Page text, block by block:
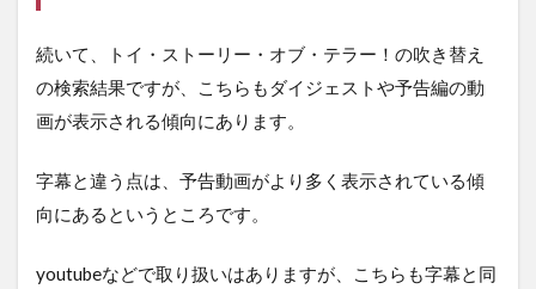
続いて、トイ・ストーリー・オブ・テラー！の吹き替え
の検索結果ですが、こちらもダイジェストや予告編の動
画が表示される傾向にあります。
字幕と違う点は、予告動画がより多く表示されている傾
向にあるというところです。
youtubeなどで取り扱いはありますが、こちらも字幕と同